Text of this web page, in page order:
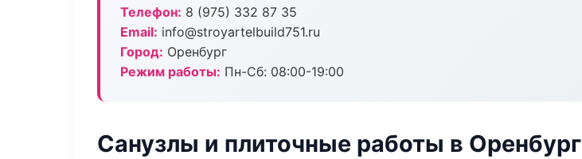
Телефон: 8 (975) 332 87 35
Email: info@stroyartelbuild751.ru
Город: Оренбург
Режим работы: Пн-Сб: 08:00-19:00
Санузлы и плиточные работы в Оренбург